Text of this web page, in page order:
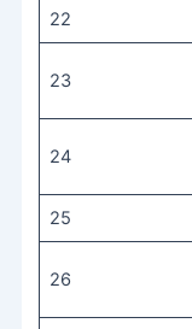
22
23
24
25
26